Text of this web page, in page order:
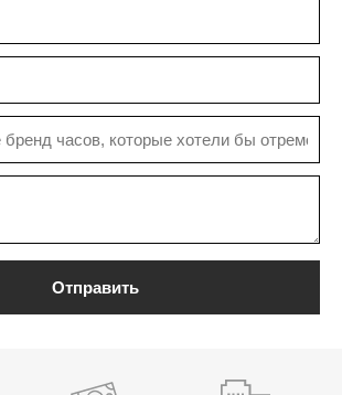
Отправить